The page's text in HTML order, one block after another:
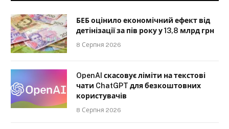
БЕБ оцінило економічний ефект від
детінізації за пів року у 13,8 млрд грн
8 Серпня 2026
OpenAI скасовує ліміти на текстові
чати ChatGPT для безкоштовних
користувачів
8 Серпня 2026